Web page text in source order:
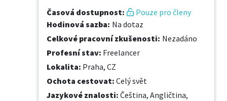
Časová dostupnost:
Pouze pro členy
Hodinová sazba: Na dotaz
Celkové pracovní zkušenosti: Nezadáno
Profesní stav: Freelancer
Lokalita: Praha, CZ
Ochota cestovat: Celý svět
Jazykové znalosti: Čeština, Angličtina,